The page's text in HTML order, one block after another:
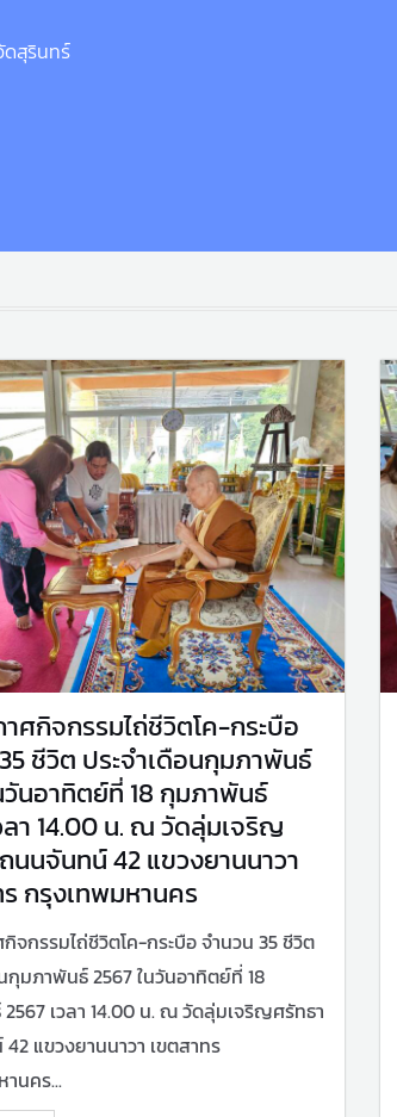
ดสุรินทร์
ศกิจกรรมไถ่ชีวิตโค-กระบือ
ชีวิต ประจำเดือนกุมภาพันธ์
วันอาทิตย์ที่ 18 กุมภาพันธ์
ลา 14.00 น. ณ วัดลุ่มเจริญ
นนจันทน์ 42 แขวงยานนาวา
กรุงเทพมหานคร
จกรรมไถ่ชีวิตโค-กระบือ จำนวน 35 ชีวิต
กุมภาพันธ์ 2567 ในวันอาทิตย์ที่ 18
เวลา 14.00 น. ณ วัดลุ่มเจริญศรัทธา
แขวงยานนาวา เขตสาทร
นคร...